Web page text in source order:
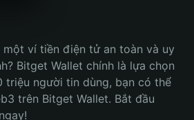
một ví tiền điện tử an toàn và uy
Bitget Wallet chính là lựa chọn
triệu người tin dùng, bạn có thể
trên Bitget Wallet. Bắt đầu